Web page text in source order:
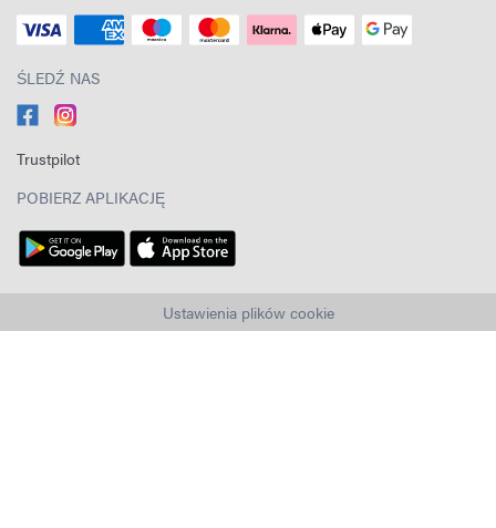
ŚLEDŹ NAS
Trustpilot
POBIERZ APLIKACJĘ
Ustawienia plików cookie